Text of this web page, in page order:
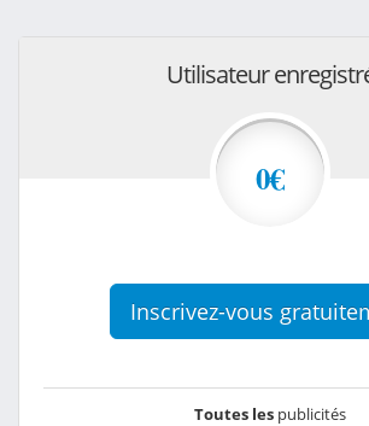
Utilisateur
0€
Inscrivez-vous
Toutes les publicités